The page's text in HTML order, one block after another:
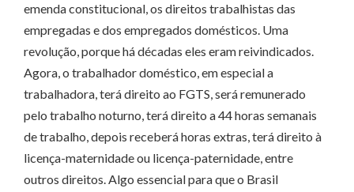
emenda constitucional, os direitos trabalhistas das
empregadas e dos empregados domésticos. Uma
revolução, porque há décadas eles eram reivindicados.
Agora, o trabalhador doméstico, em especial a
trabalhadora, terá direito ao FGTS, será remunerado
pelo trabalho noturno, terá direito a 44 horas semanais
de trabalho, depois receberá horas extras, terá direito à
licença-maternidade ou licença-paternidade, entre
outros direitos. Algo essencial para que o Brasil